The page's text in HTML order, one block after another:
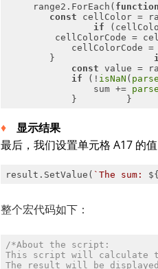
     range2.ForEach(
function
const
if
cellColorCode =
            cellColorCode =
        }
const
if (! isNaN (
                sum +=
显示结果
最后，我们设置单元格 A17 的
result.SetValue( `The sum:
整个宏代码如下：